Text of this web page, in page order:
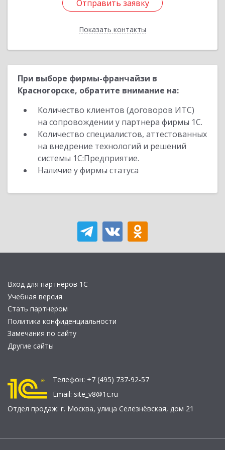
Отправить заявку
Показать контакты
Отправить заявку
Назад
При выборе фирмы-франчайзи в
Красногорске, обратите внимание на:
Количество клиентов (договоров ИТС)
на сопровождении у партнера фирмы 1С.
Количество специалистов, аттестованных
на внедрение технологий и решений
системы 1С:Предприятие.
Наличие у фирмы статуса
Вход для партнеров 1С
Учебная версия
Стать партнером
Политика конфиденциальности
Замечания по сайту
Другие сайты
Телефон: +7 (495) 737-92-57
Email: site_v8@1c.ru
Отдел продаж: г. Москва, улица Селезнёвская, дом 21